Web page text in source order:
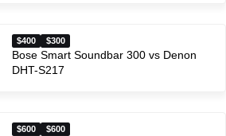
$400 $300
Bose Smart Soundbar 300 vs Denon
DHT-S217
$600 $600